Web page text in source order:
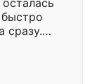
сразу.
к
Собрали
даже